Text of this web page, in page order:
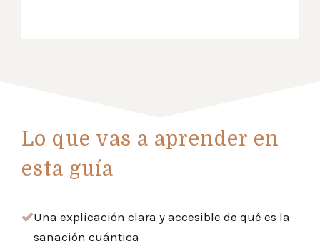
Lo que vas a aprender en
esta guía
Una explicación clara y accesible de qué es la
sanación cuántica